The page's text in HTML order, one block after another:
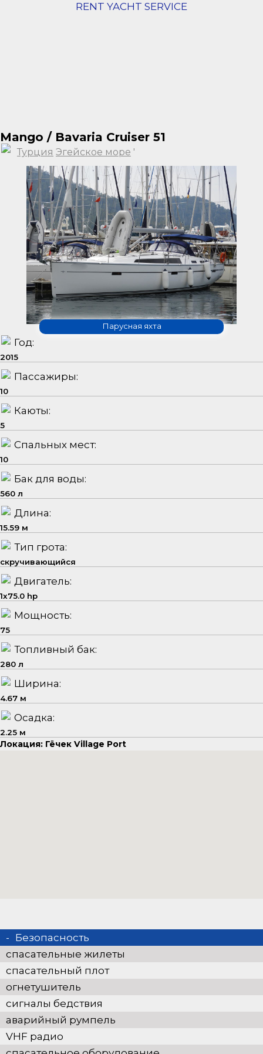
RENT YACHT SERVICE
Mango / Bavaria Cruiser 51
Турция Эгейское море '
Парусная яхта
Год:
2015
Пассажиры:
10
Каюты:
5
Спальных мест:
10
Бак для воды:
560 л
Длина:
15.59 м
Тип грота:
скручивающийся
Двигатель:
1x75.0 hp
Мощность:
75
Топливный бак:
280 л
Ширина:
4.67 м
Осадка:
2.25 м
Локация: Гёчек Village Port
Безопасность
спасательные жилеты
спасательный плот
огнетушитель
сигналы бедствия
аварийный румпель
VHF радио